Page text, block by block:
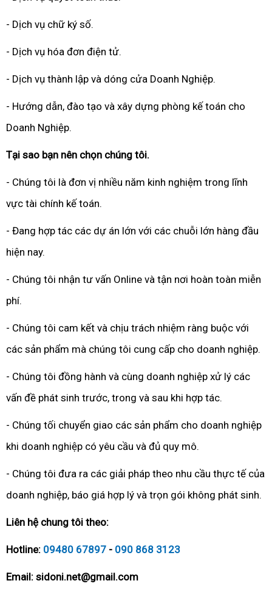
- Dịch vụ chữ ký số.
- Dịch vụ hóa đơn điện tử.
- Dịch vụ thành lập và dóng cửa Doanh Nghiệp.
- Hướng dẫn, đào tạo và xây dựng phòng kế toán cho
Doanh Nghiệp.
Tại sao bạn nên chọn chúng tôi.
- Chúng tôi là đơn vị nhiều năm kinh nghiệm trong lĩnh
vực tài chính kế toán.
- Đang hợp tác các dự án lớn với các chuỗi lớn hàng đầu
hiện nay.
- Chúng tôi nhận tư vấn Online và tận nơi hoàn toàn miễn
phí.
- Chúng tôi cam kết và chịu trách nhiệm ràng buộc với
các sản phẩm mà chúng tôi cung cấp cho doanh nghiệp.
- Chúng tôi đồng hành và cùng doanh nghiệp xử lý các
vấn đề phát sinh trước, trong và sau khi hợp tác.
- Chúng tối chuyển giao các sản phẩm cho doanh nghiệp
khi doanh nghiệp có yêu cầu và đủ quy mô.
- Chúng tôi đưa ra các giải pháp theo nhu cầu thực tế của
doanh nghiệp, báo giá hợp lý và trọn gói không phát sinh.
Liên hệ chung tôi theo:
Hotline: 09480 67897 - 090 868 3123
Email: sidoni.net@gmail.com